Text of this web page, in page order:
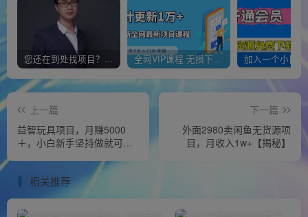
您还在到处找项目？还在当韭菜？我靠经营“一个小目标网创商城”年入百W+，曾经我也负债累累! 全网VIP课程 无损下载~
上一篇
益智玩具项目，月赚5000
＋，小白新手坚持做就可以
下一篇
外面2980卖闲鱼无货源项
目，月收入1w+【揭秘】
相关推荐